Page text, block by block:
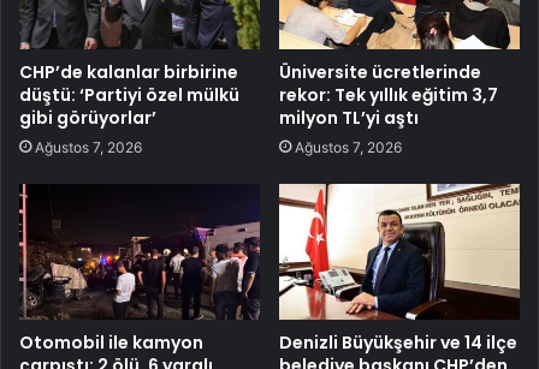
CHP’de kalanlar birbirine
düştü: ‘Partiyi özel mülkü
gibi görüyorlar’
Ağustos 7, 2026
Üniversite ücretlerinde
rekor: Tek yıllık eğitim 3,7
milyon TL’yi aştı
Ağustos 7, 2026
Otomobil ile kamyon
Denizli Büyükşehir ve 14 ilçe